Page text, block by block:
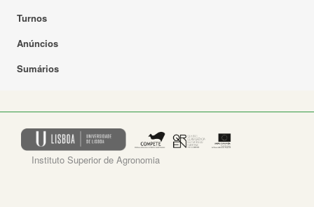
Turnos
Anúncios
Sumários
Instituto Superior de Agronomia